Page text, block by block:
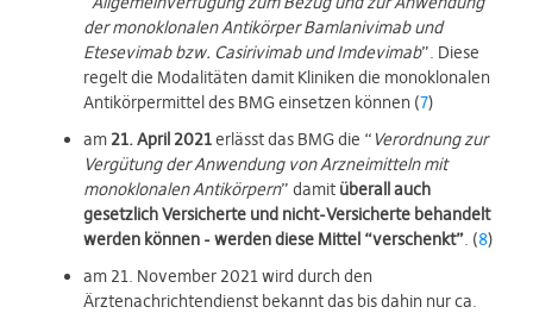
der monoklonalen Antikörper Bamlanivimab und
Etesevimab bzw. Casirivimab und Imdevimab”. Diese
regelt die Modalitäten damit Kliniken die monoklonalen
Antikörpermittel des BMG einsetzen können (7)
am 21. April 2021erlässt das BMG die “ Verordnung zur
Vergütung der Anwendung von Arzneimitteln mit
monoklonalen Antikörpern” damit überall auch
gesetzlich Versicherte und nicht-Versicherte behandelt
werden können - werden diese Mittel “verschenkt”. (8)
am 21. November 2021 wird durch den
Ärztenachrichtendienst bekannt das bis dahin nur ca.